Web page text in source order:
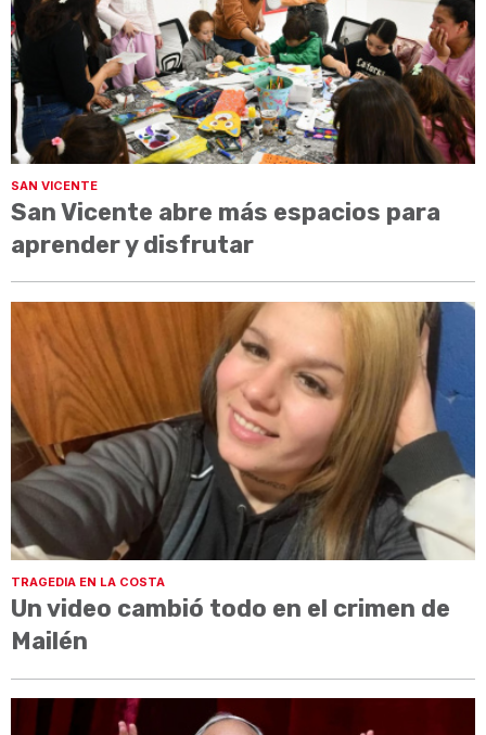
SAN VICENTE
San Vicente abre más espacios para
aprender y disfrutar
TRAGEDIA EN LA COSTA
Un video cambió todo en el crimen de
Mailén